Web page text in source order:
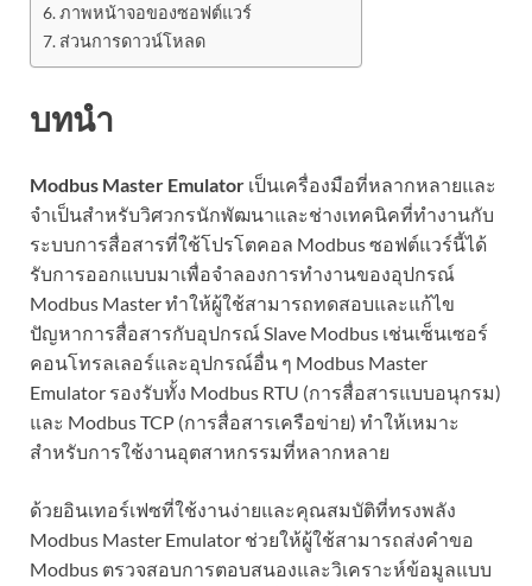
ภาพหน้าจอของซอฟต์แวร์
ส่วนการดาวน์โหลด
บทนำ
Modbus Master Emulator เป็นเครื่องมือที่หลากหลายและ
จำเป็นสำหรับวิศวกรนักพัฒนาและช่างเทคนิคที่ทำงานกับ
ระบบการสื่อสารที่ใช้โปรโตคอล Modbus ซอฟต์แวร์นี้ได้
รับการออกแบบมาเพื่อจำลองการทำงานของอุปกรณ์
Modbus Master ทำให้ผู้ใช้สามารถทดสอบและแก้ไข
ปัญหาการสื่อสารกับอุปกรณ์ Slave Modbus เช่นเซ็นเซอร์
คอนโทรลเลอร์และอุปกรณ์อื่น ๆ Modbus Master
Emulator รองรับทั้ง Modbus RTU (การสื่อสารแบบอนุกรม)
และ Modbus TCP (การสื่อสารเครือข่าย) ทำให้เหมาะ
สำหรับการใช้งานอุตสาหกรรมที่หลากหลาย
ด้วยอินเทอร์เฟซที่ใช้งานง่ายและคุณสมบัติที่ทรงพลัง
Modbus Master Emulator ช่วยให้ผู้ใช้สามารถส่งคำขอ
Modbus ตรวจสอบการตอบสนองและวิเคราะห์ข้อมูลแบบ